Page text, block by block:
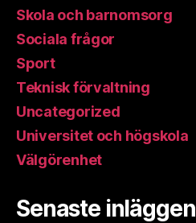
Skola och barnomsorg
Sociala frågor
Sport
Teknisk förvaltning
Uncategorized
Universitet och högskola
Välgörenhet
Senaste inläggen